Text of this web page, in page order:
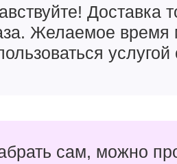
Доставка
Желаемое время
сам, можно